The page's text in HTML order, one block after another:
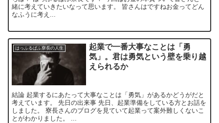
緒に考えていきたいなって思います。 皆さんはですねお金ってどん
なふうに考え...
はっふるぱふ寮長の人生
起業で一番大事なことは「勇
気」。君は勇気という壁を乗り越
えられるか
結論 起業するにあたって大事なことは「勇気」があるかどうがだと
考えています。 先日の出来事 先日、起業準備をしている方とお話を
しました。 寮長さんのブログを見ていて起業って案外難しくないこ
とがわかりました。 ...